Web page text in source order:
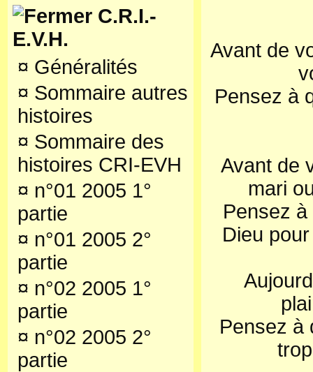
C.R.I.-
E.V.H.
¤ Généralités
¤ Sommaire autres
histoires
¤ Sommaire des
histoires CRI-EVH
¤ n°01 2005 1°
partie
¤ n°01 2005 2°
partie
¤ n°02 2005 1°
partie
¤ n°02 2005 2°
partie
Avant de
Pensez à
Avant de
mari
Pensez
Dieu
Pensez à